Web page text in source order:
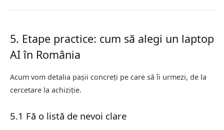
5. Etape practice: cum să alegi un laptop
AI în România
Acum vom detalia pașii concreți pe care să îi urmezi, de la
cercetare la achiziție.
5.1 Fă o listă de nevoi clare